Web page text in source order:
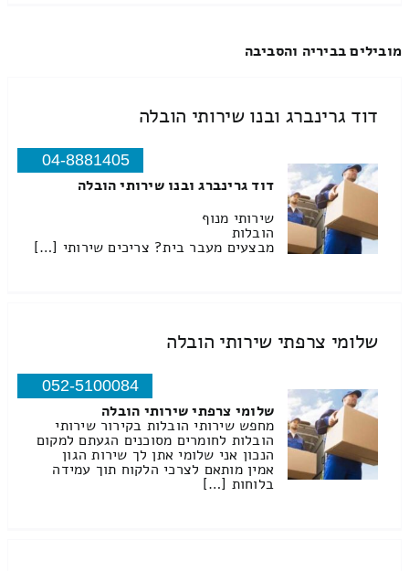
מובילים בביריה והסביבה
דוד גרינברג ובנו שירותי הובלה
04-8881405
דוד גרינברג ובנו שירותי הובלה
שירותי מנוף
הובלות
מבצעים מעבר בית? צריכים שירותי […]
שלומי צרפתי שירותי הובלה
052-5100084
שלומי צרפתי שירותי הובלה
מחפש שירותי הובלות בקירור שירותי
הובלות לחומרים מסוכנים הגעתם למקום
הנכון אני שלומי אתן לך שירות הגון
אמין מותאם לצרכי הלקוח תוך עמידה
בלוחות […]